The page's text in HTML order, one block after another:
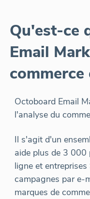
Qu'est-ce
Email
Octoboard Email
l'analyse du
Il s'agit d'un
aide plus de 3 000
ligne et
campagnes par e-
marques de